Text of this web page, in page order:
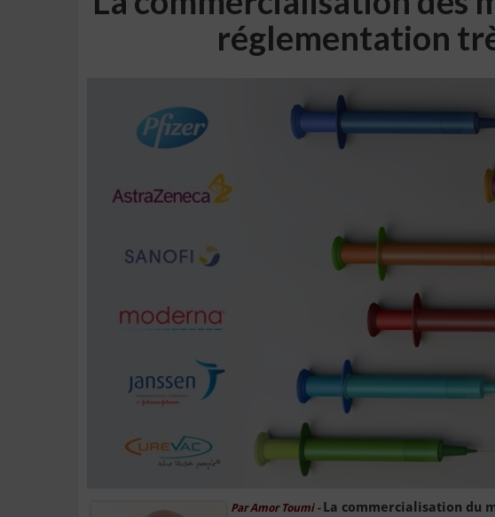
réglementation
Par Amor Toumi - La commercialisation du